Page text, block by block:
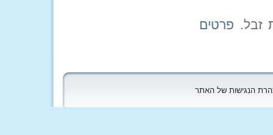
פרטים
הנגישות של האתר